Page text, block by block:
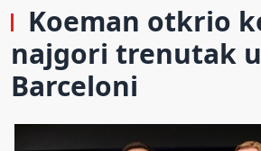
Koeman otkrio
najgori trenutak u
Barceloni